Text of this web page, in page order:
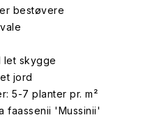
bestøvere
let skygge
jord
5-7 planter pr. m²
faassenii 'Mussinii'